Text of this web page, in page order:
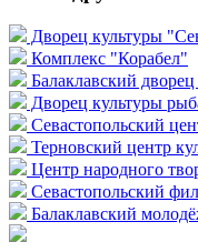
Дворец культуры
Комплекс "Корабел"
Балаклавский
Дворец культуры
Севастопольский
Терновский центр
Центр народного
Севастопольский
Балаклавский